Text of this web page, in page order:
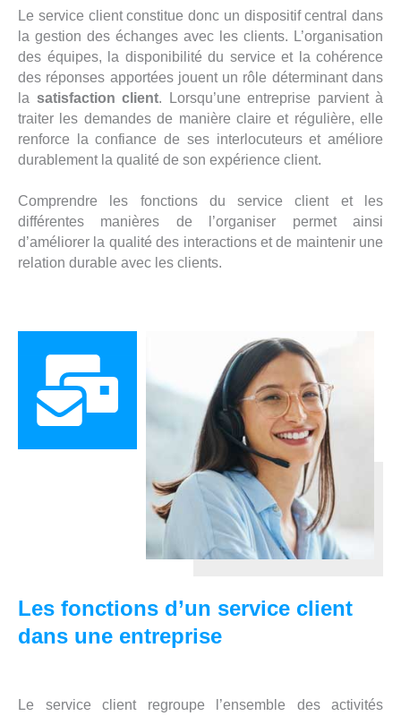
Le service client constitue donc un dispositif central dans
la gestion des échanges avec les clients. L’organisation
des équipes, la disponibilité du service et la cohérence
des réponses apportées jouent un rôle déterminant dans
la satisfaction client. Lorsqu’une entreprise parvient à
traiter les demandes de manière claire et régulière, elle
renforce la confiance de ses interlocuteurs et améliore
durablement la qualité de son expérience client.
Comprendre les fonctions du service client et les
différentes manières de l’organiser permet ainsi
d’améliorer la qualité des interactions et de maintenir une
relation durable avec les clients.
Les fonctions d’un service client
dans une entreprise
Le service client regroupe l’ensemble des activités